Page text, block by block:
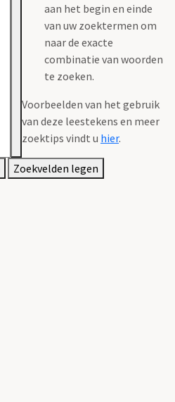
aan het begin en einde
van uw zoektermen om
naar de exacte
combinatie van woorden
te zoeken.
Voorbeelden van het gebruik
van deze leestekens en meer
zoektips vindt u hier.
Zoekvelden legen